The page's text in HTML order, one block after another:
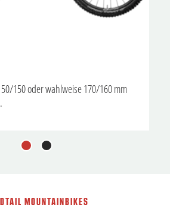
150 oder wahlweise 170/160 mm
1 2
MOUNTAINBIKES